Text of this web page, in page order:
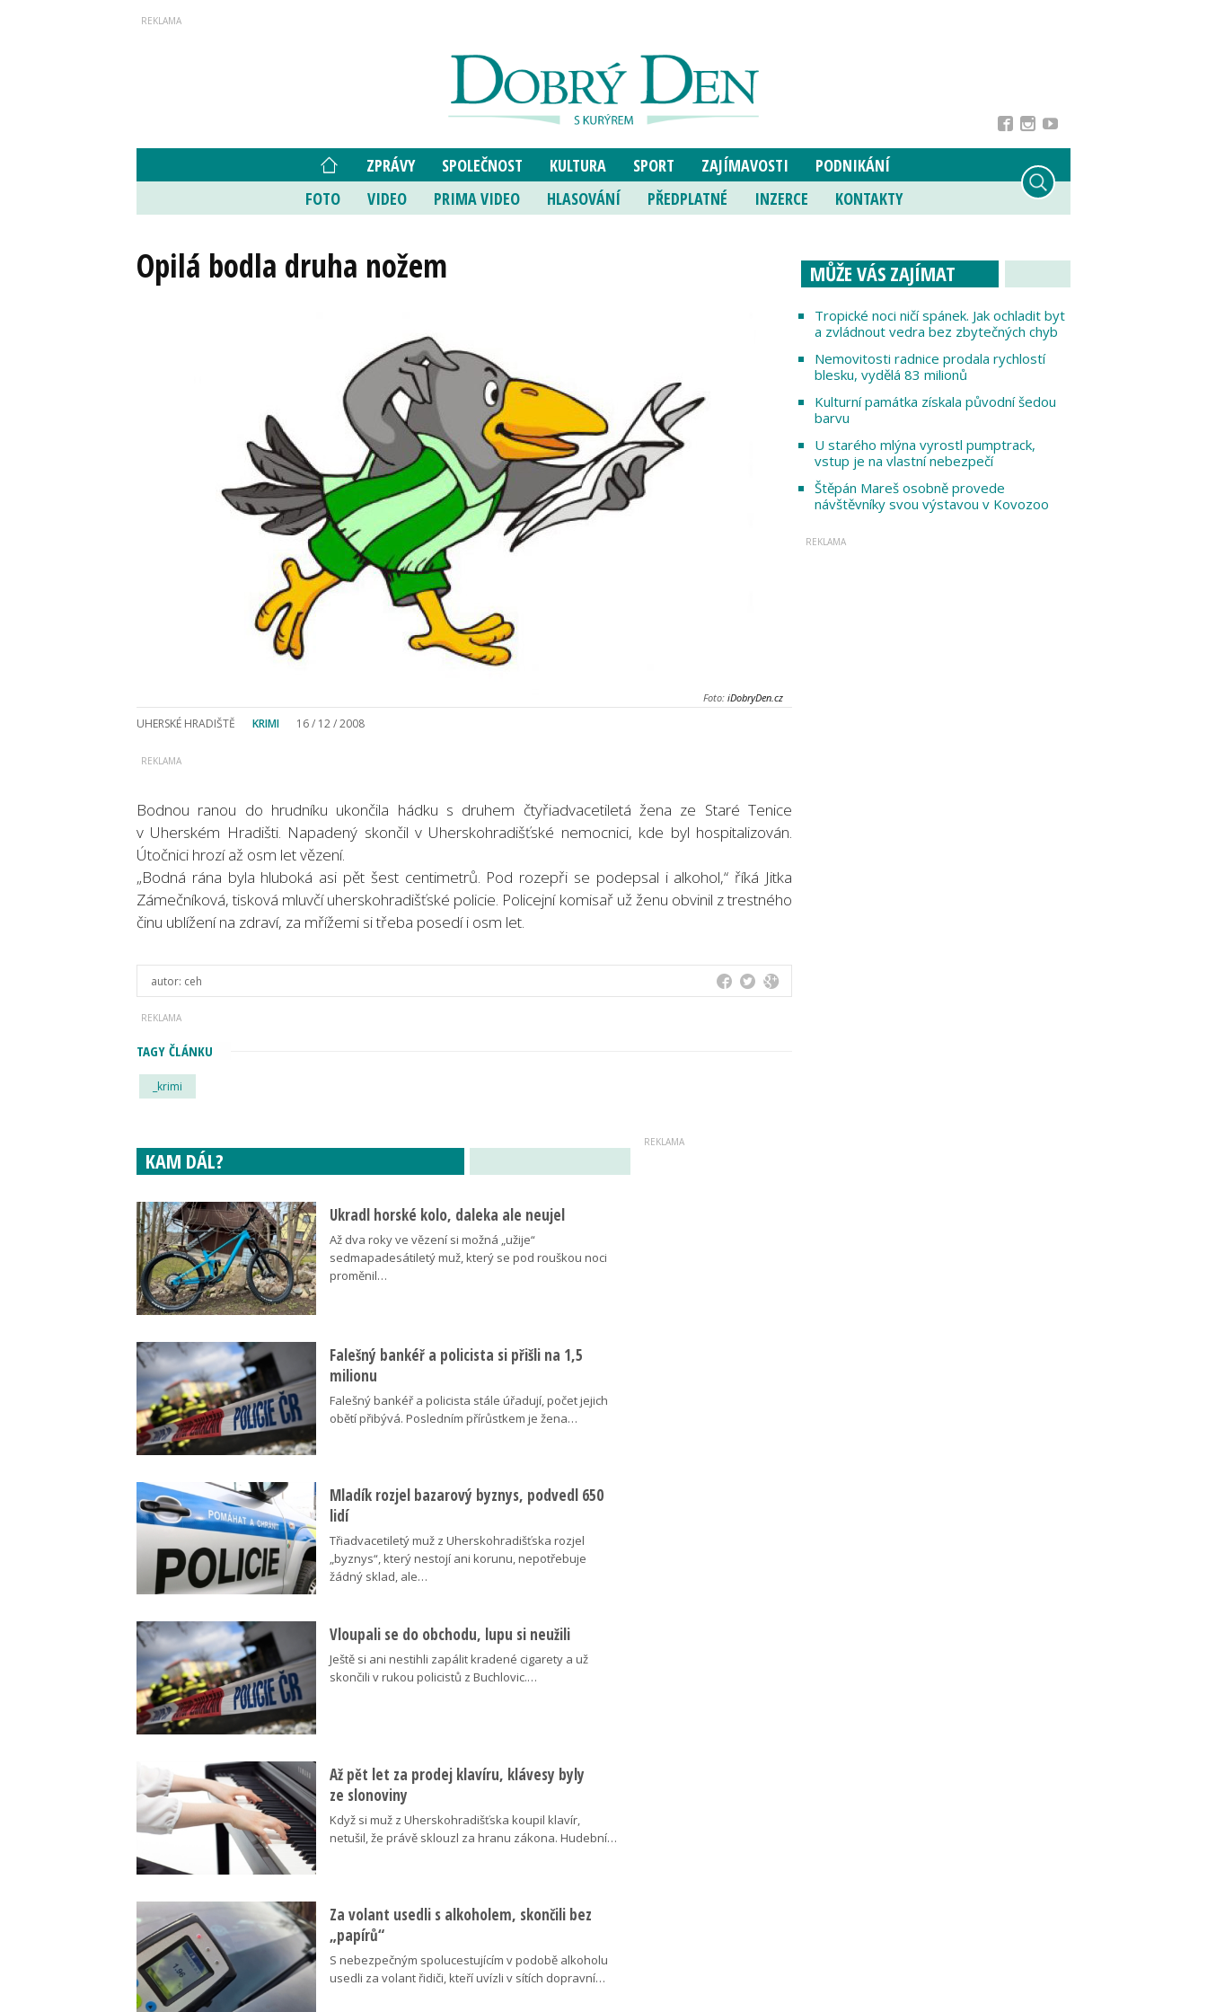
ZPRÁVY SPOLEČNOST KULTURA SPORT ZAJÍMAVOSTI
PODNIKÁNÍ
FOTO
VIDEO PRIMA VIDEO HLASOVÁNÍ PŘEDPLATNÉ INZERCE KONTAKTY
Opilá bodla druha nožem
Foto: iDobryDen.cz
UHERSKÉ HRADIŠTĚ KRIMI 16 / 12 / 2008
Bodnou ranou do hrudníku ukončila hádku s druhem čtyřiadvacetiletá žena ze Staré Tenice
v Uherském Hradišti. Napadený skončil v Uherskohradišťské nemocnici, kde byl hospitalizován.
Útočnici hrozí až osm let vězení.
„Bodná rána byla hluboká asi pět šest centimetrů. Pod rozepři se podepsal i alkohol,“ říká Jitka
Zámečníková, tisková mluvčí uherskohradišťské policie. Policejní komisař už ženu obvinil z trestného
činu ublížení na zdraví, za mřížemi si třeba posedí i osm let.
autor: ceh
TAGY ČLÁNKU
_krimi
MŮŽE VÁS ZAJÍMAT
Tropické noci ničí spánek. Jak ochladit byt
a zvládnout vedra bez zbytečných chyb
Nemovitosti radnice prodala rychlostí
blesku, vydělá 83 milionů
Kulturní památka získala původní šedou
barvu
U starého mlýna vyrostl pumptrack,
vstup je na vlastní nebezpečí
Štěpán Mareš osobně provede
návštěvníky svou výstavou v Kovozoo
KAM DÁL?
Ukradl horské kolo, daleka ale neujel
Až dva roky ve vězení si možná „užije“
sedmapadesátiletý muž, který se pod rouškou noci
proměnil…
Falešný bankéř a policista si přišli na 1,5
milionu
Falešný bankéř a policista stále úřadují, počet jejich
obětí přibývá. Posledním přírůstkem je žena…
Mladík rozjel bazarový byznys, podvedl 650
lidí
Třiadvacetiletý muž z Uherskohradišťska rozjel
„byznys“, který nestojí ani korunu, nepotřebuje
žádný sklad, ale…
Vloupali se do obchodu, lupu si neužili
Ještě si ani nestihli zapálit kradené cigarety a už
skončili v rukou policistů z Buchlovic.…
Až pět let za prodej klavíru, klávesy byly
ze slonoviny
Když si muž z Uherskohradišťska koupil klavír,
netušil, že právě sklouzl za hranu zákona. Hudební…
Za volant usedli s alkoholem, skončili bez
„papírů“
S nebezpečným spolucestujícím v podobě alkoholu
usedli za volant řidiči, kteří uvízli v sítích dopravní…